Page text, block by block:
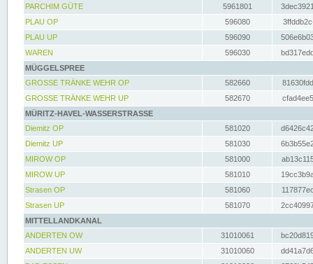
PARCHIM GÜTE
5961801
PLAU OP
596080
PLAU UP
596090
WAREN
596030
MÜGGELSPREE
GROSSE TRÄNKE WEHR OP
582660
GROSSE TRÄNKE WEHR UP
582670
MÜRITZ-HAVEL-WASSERSTRASSE
Diemitz OP
581020
Diemitz UP
581030
MIROW OP
581000
MIROW UP
581010
Strasen OP
581060
Strasen UP
581070
MITTELLANDKANAL
ANDERTEN OW
31010061
ANDERTEN UW
31010060